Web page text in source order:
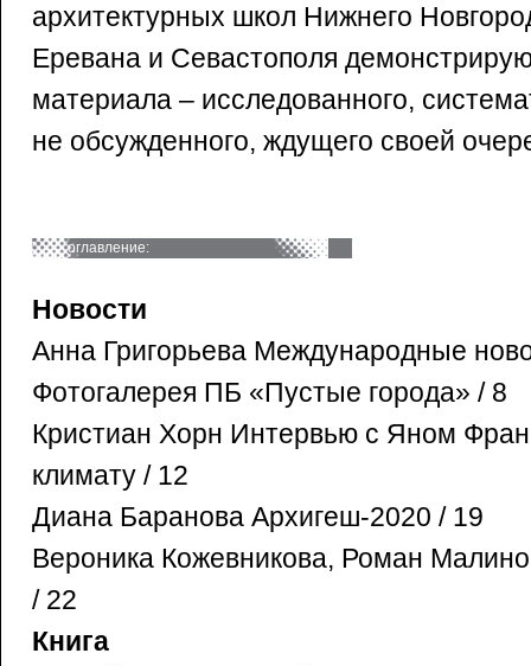
архитектурных школ Нижнего
Еревана и Севастополя
материала – исследованного,
не обсужденного, ждущего своей
оглавление:
Новости
Анна Григорьева Международные
Фотогалерея ПБ «Пустые города» / 8
Кристиан Хорн Интервью с Яном
климату / 12
Диана Баранова Архигеш-2020 / 19
Вероника Кожевникова, Роман
/ 22
Книга